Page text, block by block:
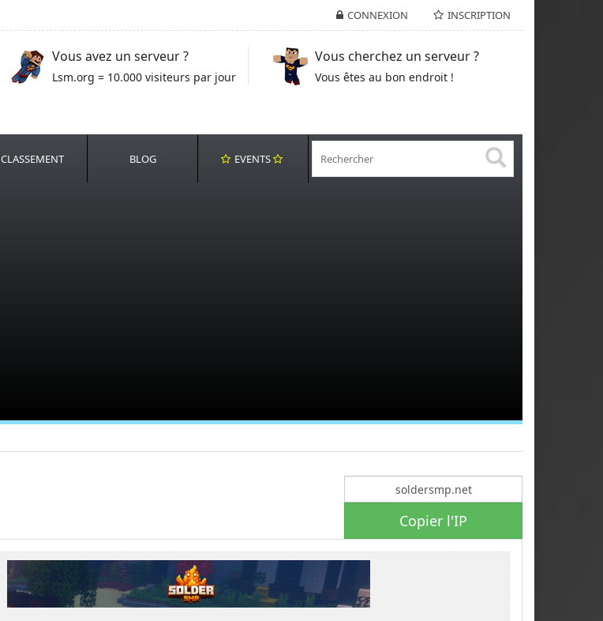
CONNEXION INSCRIPTION
Vous avez un serveur ?
Lsm.org = 10.000 visiteurs par jour
Vous cherchez un serveur ?
Vous êtes au bon endroit !
CLASSEMENT BLOG EVENTS
Copier l'IP